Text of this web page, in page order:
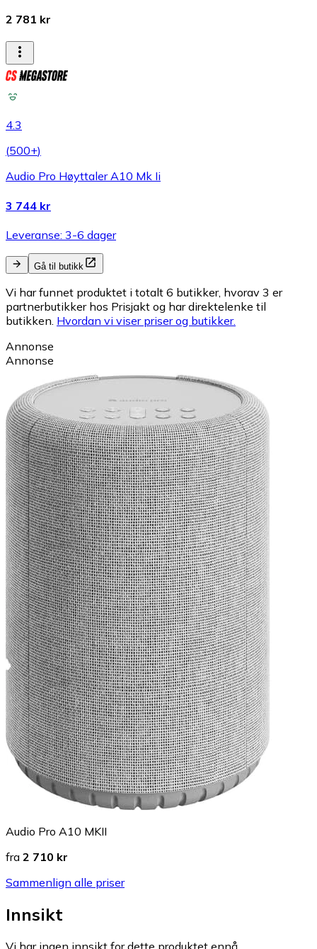
2 781 kr
4.3
(500+)
Audio Pro Høyttaler A10 Mk Ii
3 744 kr
Leveranse: 3-6 dager
Gå til butikk
Vi har funnet produktet i totalt 6 butikker, hvorav 3 er
partnerbutikker hos Prisjakt og har direktelenke til
butikken. Hvordan vi viser priser og butikker.
Annonse
Annonse
Audio Pro A10 MKII
fra 2 710 kr
Sammenlign alle priser
Innsikt
Vi har ingen innsikt for dette produktet ennå.